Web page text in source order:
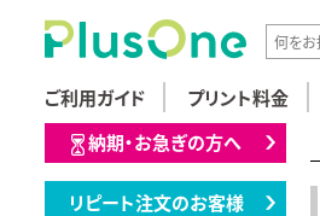
ご利用ガイド プリント料金
納期・お急ぎの方へ
リピート注文のお客様